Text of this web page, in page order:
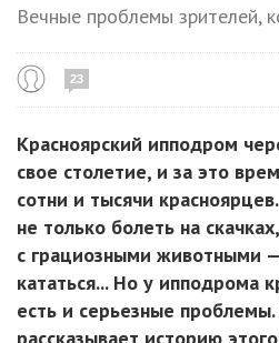
Вечные проблемы зрителей,
23
Красноярский ипподром
свое столетие, и за это
сотни и тысячи
не только болеть на
с грациозными животными
кататься... Но у ипподрома
есть и серьезные
рассказывает историю